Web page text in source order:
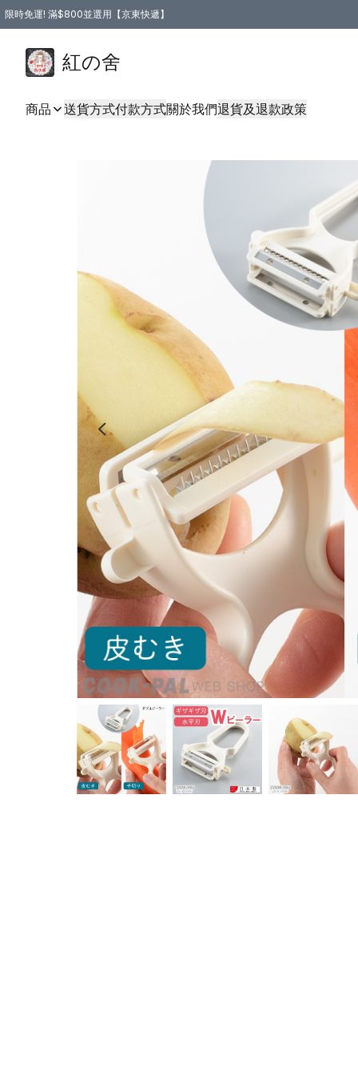
限時免運! 滿$800並選用【京東快遞】
紅の舍
商品 送貨方式付款方式關於我們退貨及退款政策